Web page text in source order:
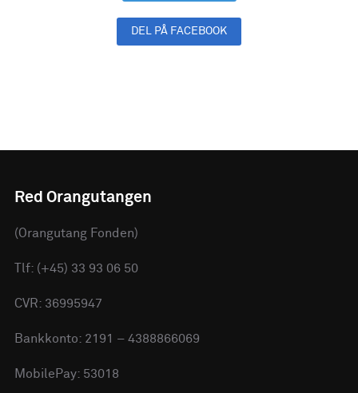
DEL PÅ FACEBOOK
Red Orangutangen
(Orangutang Fonden)
Tlf: (+45) 33 93 06 50
CVR: 36995947
Bankkonto: 2191 – 4388866069
MobilePay: 53018